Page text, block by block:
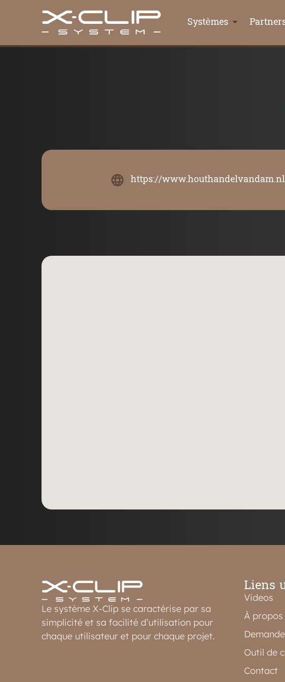
Systèmes
https://
Le système X-Clip se caractérise par sa
simplicité et sa facilité d’utilisation pour
chaque utilisateur et pour chaque projet.
Liens
Videos
À propos
Outil de
Contact